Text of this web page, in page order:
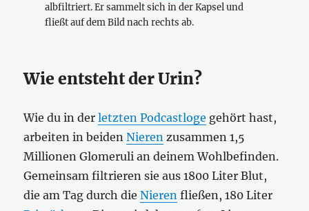
albfiltriert. Er sammelt sich in der Kapsel und
fließt auf dem Bild nach rechts ab.
Wie entsteht der Urin?
Wie du in derletzten Podcastloge gehört hast,
arbeiten in beidenNieren zusammen 1,5
Millionen Glomeruli an deinem Wohlbefinden.
Gemeinsam filtrieren sie aus 1800 Liter Blut,
die am Tag durch dieNieren fließen, 180 Liter